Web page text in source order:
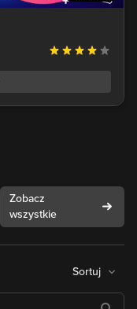
Zobacz
wszystkie
Sortuj